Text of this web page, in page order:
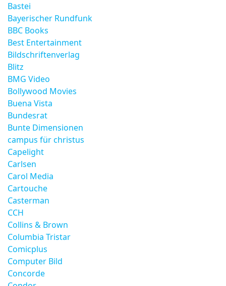
Bastei
Bayerischer Rundfunk
BBC Books
Best Entertainment
Bildschriftenverlag
Blitz
BMG Video
Bollywood Movies
Buena Vista
Bundesrat
Bunte Dimensionen
campus für christus
Capelight
Carlsen
Carol Media
Cartouche
Casterman
CCH
Collins & Brown
Columbia Tristar
Comicplus
Computer Bild
Concorde